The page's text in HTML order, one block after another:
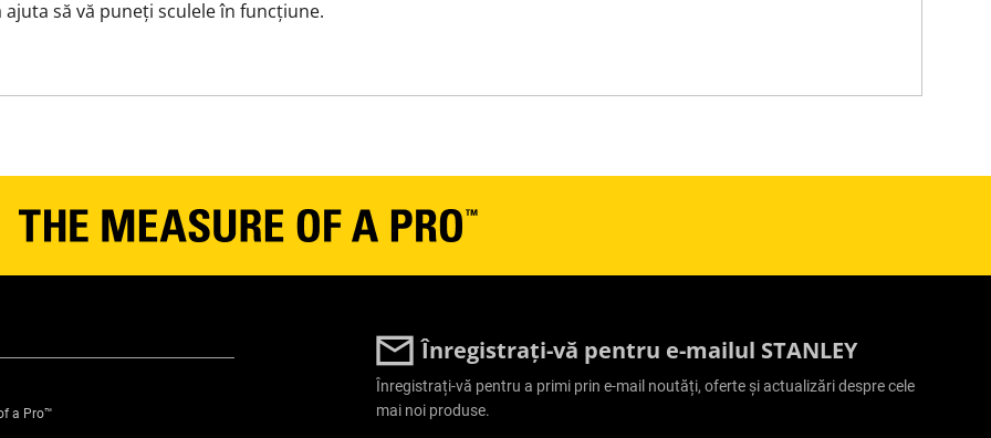
Plastic
să vă puneți sculele în funcțiune.
a Pro™
Înregistrați-vă pentru e-mailul STANLEY
Înregistrați-vă pentru a primi prin e-mail noutăți, oferte și actualizări despre cele
mai noi produse.